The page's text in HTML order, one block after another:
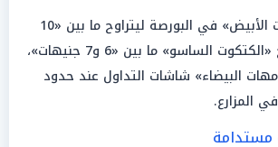
وقفز سعر «الكتكوت الأبيض» في البورصة ليتراوح ما بين «10
و11 جنيهاً»، وتراوح «الكتكوت الساسو» ما بين «6 و7 جنيهات»،
البيضاء» شاشات التداول عند حدود
مستدامة